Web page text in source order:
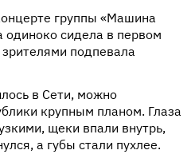
группы «Машина
одиноко сидела в первом
подпевала
в Сети, можно
крупным планом. Глаза
щеки впали внутрь,
а губы стали пухлее.